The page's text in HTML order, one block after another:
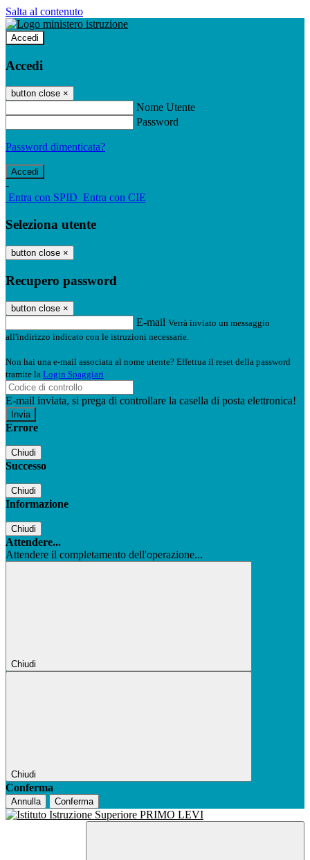
Salta al contenuto
Accedi
Accedi
button close ×
Nome Utente
Password
Password dimenticata?
-
Entra con SPID Entra con CIE
Seleziona utente
button close ×
Recupero password
button close ×
E-mail Verrà inviato un messaggio
all'indirizzo indicato con le istruzioni necessarie.
Non hai una e-mail associata al nome utente? Effettua il reset della password
tramite la Login Spaggiari
E-mail inviata, si prega di controllare la casella di posta elettronica!
Errore
Chiudi
Successo
Chiudi
Informazione
Chiudi
Attendere...
Attendere il completamento dell'operazione...
Chiudi
Chiudi
Conferma
Annulla Conferma